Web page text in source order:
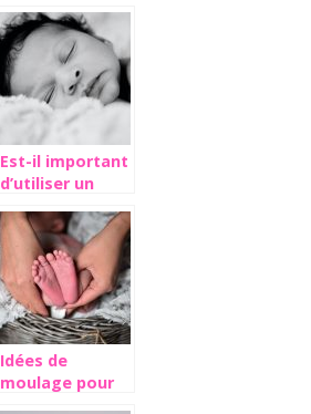
Est-il important
d’utiliser un
Idées de
moulage pour